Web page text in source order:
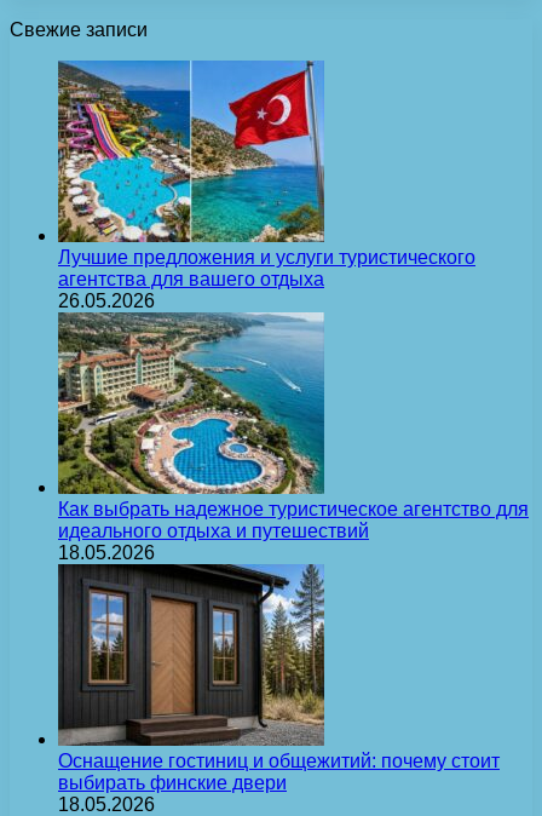
Свежие записи
Лучшие предложения и услуги туристического
агентства для вашего отдыха
26.05.2026
Как выбрать надежное туристическое агентство для
идеального отдыха и путешествий
18.05.2026
Оснащение гостиниц и общежитий: почему стоит
выбирать финские двери
18.05.2026